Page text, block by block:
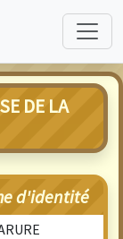
DE LA
d'identité